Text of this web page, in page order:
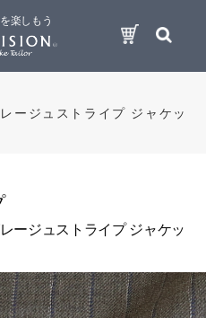
楽しもう
ージュストライプ ジャケッ
ージュストライプ ジャケッ